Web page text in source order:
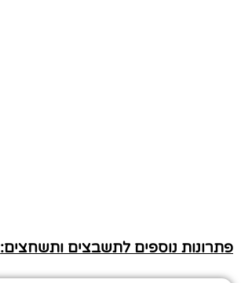
פתרונות נוספים לתשבצים ותשחצים: